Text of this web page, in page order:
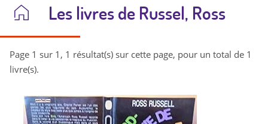
Les livres de Russel, Ross
Page 1 sur 1, 1 résultat(s) sur cette page, pour un total de 1
livre(s).